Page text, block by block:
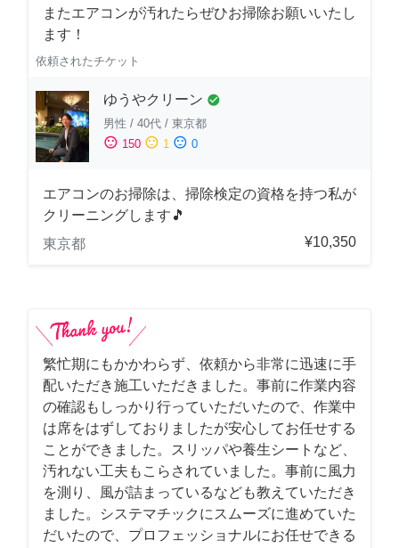
またエアコンが汚れたらぜひお掃除お願いいたし
ます！
依頼されたチケット
ゆうやクリーン check_circle
男性 / 40代 / 東京都
sentiment_satisfied 150 sentiment_neutral 1 sentiment_dissatisfied 0
エアコンのお掃除は、掃除検定の資格を持つ私が
クリーニングします🎵
東京都
¥10,350
繁忙期にもかかわらず、依頼から非常に迅速に手
配いただき施工いただきました。事前に作業内容
の確認もしっかり行っていただいたので、作業中
は席をはずしておりましたが安心してお任せする
ことができました。スリッパや養生シートなど、
汚れない工夫もこらされていました。事前に風力
を測り、風が詰まっているなども教えていただき
ました。システマチックにスムーズに進めていた
だいたので、プロフェッショナルにお任せできる